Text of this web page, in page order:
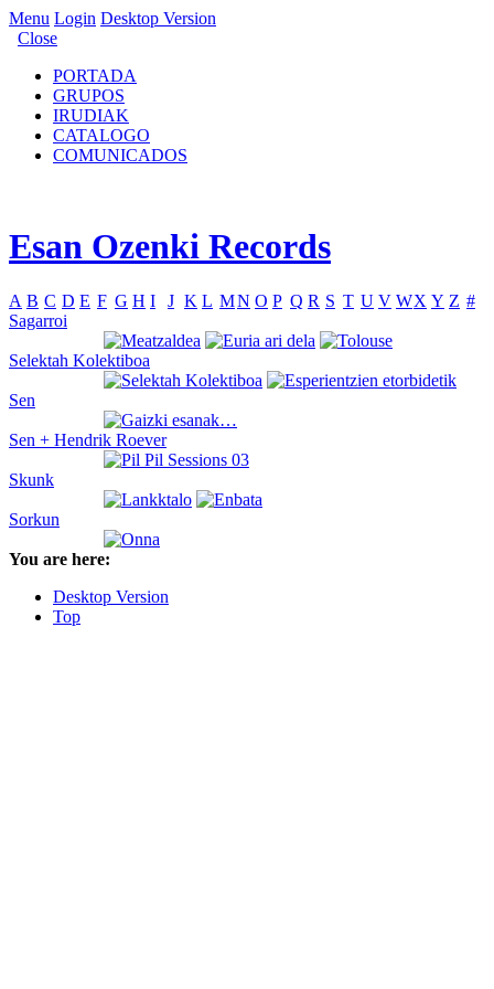
Menu Login Desktop Version
Close
PORTADA
GRUPOS
IRUDIAK
CATALOGO
COMUNICADOS
Esan Ozenki Records
A B C D E F G H I J K L MN O P Q R S T U V WX Y Z #
Sagarroi
Selektah Kolektiboa
Sen
Sen + Hendrik Roever
Skunk
Sorkun
You are here:
Desktop Version
Top